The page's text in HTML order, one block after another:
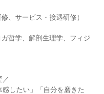
、サービス・接遇研修）
哲学、解剖生理学、フィジ
／
感したい」「自分を磨きた